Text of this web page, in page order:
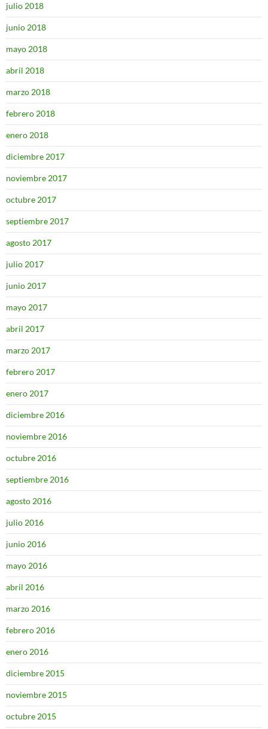
julio 2018
junio 2018
mayo 2018
abril 2018
marzo 2018
febrero 2018
enero 2018
diciembre 2017
noviembre 2017
octubre 2017
septiembre 2017
agosto 2017
julio 2017
junio 2017
mayo 2017
abril 2017
marzo 2017
febrero 2017
enero 2017
diciembre 2016
noviembre 2016
octubre 2016
septiembre 2016
agosto 2016
julio 2016
junio 2016
mayo 2016
abril 2016
marzo 2016
febrero 2016
enero 2016
diciembre 2015
noviembre 2015
octubre 2015